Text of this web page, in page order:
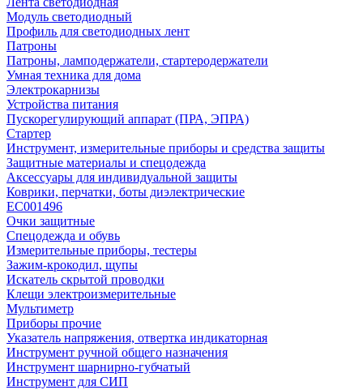
Модуль светодиодный
Профиль для светодиодных лент
Патроны
Патроны, ламподержатели, стартеродержатели
Умная техника для дома
Электрокарнизы
Устройства питания
Пускорегулирующий аппарат (ПРА, ЭПРА)
Стартер
Инструмент, измерительные приборы и средства защиты
Защитные материалы и спецодежда
Аксессуары для индивидуальной защиты
Коврики, перчатки, боты диэлектрические
EC001496
Очки защитные
Спецодежда и обувь
Измерительные приборы, тестеры
Зажим-крокодил, щупы
Искатель скрытой проводки
Клещи электроизмерительные
Мультиметр
Приборы прочие
Указатель напряжения, отвертка индикаторная
Инструмент ручной общего назначения
Инструмент шарнирно-губчатый
Инструмент для СИП